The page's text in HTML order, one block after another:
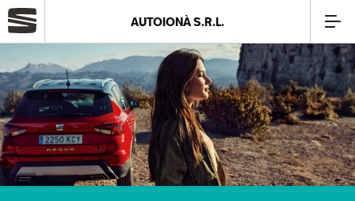
Azienda
Modelli
Offerte
AUTOIONÀ S.R.L.